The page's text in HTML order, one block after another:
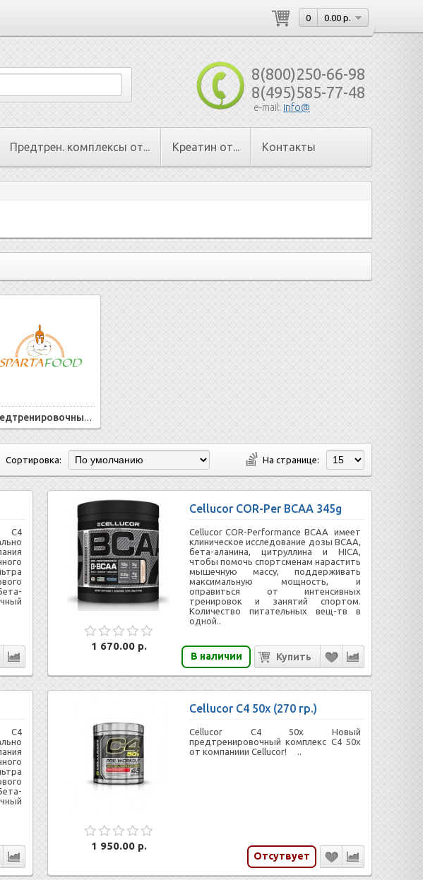
0 0.00 р.
8(800)250-66-98
8(495)585-77-48
e-mail: info@
Предтрен. комплексы от... Креатин от... Контакты
Предтренировочные комплексы
На странице:
Сортировка:
C4
В наличии
1 670.00 р.
Cellucor COR-Per BCAA 345g
Cellucor COR-Performance BCAA имеет
клиническое исследование дозы ВСАА,
бета-аланина, цитруллина и HICA,
чтобы помочь спортсменам нарастить
мышечную массу, поддерживать
максимальную мощность, и
оправиться от интенсивных
тренировок и занятий спортом.
Количество питательных вещ-тв в
одной..
C4
Отсутвует
1 950.00 р.
Cellucor C4 50x (270 гр.)
Cellucor C4 50x Новый
предтренировочный комплекс С4 50x
от компаниии Cellucor! ..